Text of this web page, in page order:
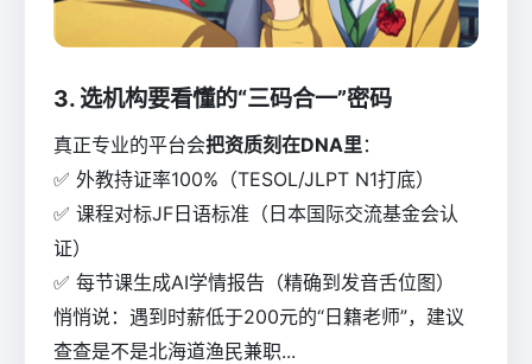
3. 选机构要看懂的“三码合一”密码
真正专业的平台会把资质刻在DNA里 ：
✅ 外教持证率100%（TESOL/JLPT N1打底）
✅ 课程对标JF日语标准（日本国际交流基金会认
证）
✅ 每节课生成AI学情报告（精确到发音舌位图）
悄悄说：遇到时薪低于200元的“日籍老师”，建议
查查是不是北海道渔民兼职...